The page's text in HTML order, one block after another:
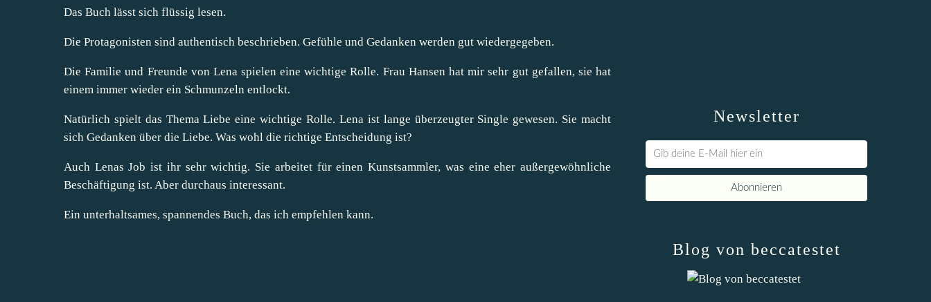
Das Buch lässt sich flüssig lesen.
Die Protagonisten sind authentisch beschrieben. Gefühle und Gedanken werden gut wiedergegeben.
Die Familie und Freunde von Lena spielen eine wichtige Rolle. Frau Hansen hat mir sehr gut gefallen, sie hat
einem immer wieder ein Schmunzeln entlockt.
Natürlich spielt das Thema Liebe eine wichtige Rolle. Lena ist lange überzeugter Single gewesen. Sie macht
sich Gedanken über die Liebe. Was wohl die richtige Entscheidung ist?
Auch Lenas Job ist ihr sehr wichtig. Sie arbeitet für einen Kunstsammler, was eine eher außergewöhnliche
Beschäftigung ist. Aber durchaus interessant.
Ein unterhaltsames, spannendes Buch, das ich empfehlen kann.
Newsletter
Blog von beccatestet